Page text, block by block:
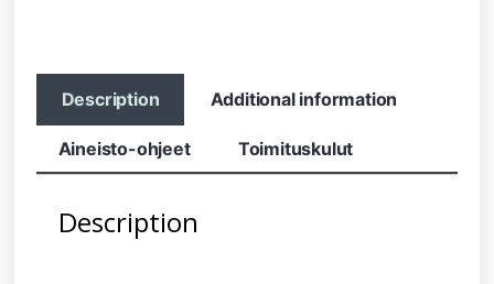
Description Additional information
Aineisto-ohjeet Toimituskulut
Description